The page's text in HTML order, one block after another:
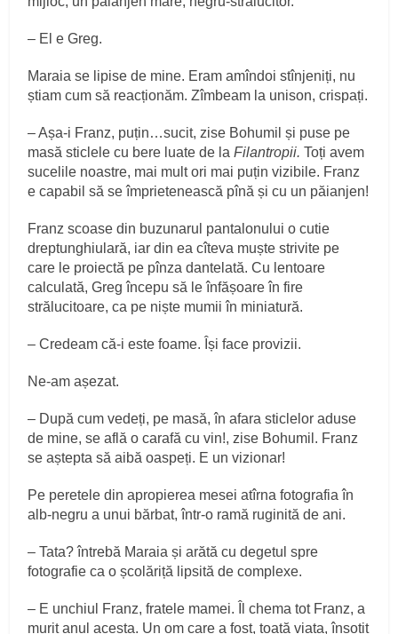
– El e Greg.
Maraia se lipise de mine. Eram amîndoi stînjeniți, nu
știam cum să reacționăm. Zîmbeam la unison, crispați.
– Așa-i Franz, puțin…sucit, zise Bohumil și puse pe
masă sticlele cu bere luate de laFilantropii. Toți avem
sucelile noastre, mai mult ori mai puțin vizibile. Franz
e capabil să se împrietenească pînă și cu un păianjen!
Franz scoase din buzunarul pantalonului o cutie
dreptunghiulară, iar din ea cîteva muște strivite pe
care le proiectă pe pînza dantelată. Cu lentoare
calculată, Greg începu să le înfășoare în fire
strălucitoare, ca pe niște mumii în miniatură.
– Credeam că-i este foame. Își face provizii.
Ne-am așezat.
– După cum vedeți, pe masă, în afara sticlelor aduse
de mine, se află o carafă cu vin!, zise Bohumil. Franz
se aștepta să aibă oaspeți. E un vizionar!
Pe peretele din apropierea mesei atîrna fotografia în
alb-negru a unui bărbat, într-o ramă ruginită de ani.
– Tata? întrebă Maraia și arătă cu degetul spre
fotografie ca o școlăriță lipsită de complexe.
– E unchiul Franz, fratele mamei. Îl chema tot Franz, a
murit anul acesta. Un om care a fost, toată viața, însoțit